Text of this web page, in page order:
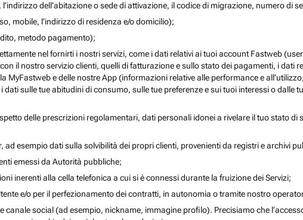
dell’abitazione o sede di attivazione, il codice di migrazione, numero di
mobile, l’indirizzo di residenza e/o domicilio);
metodo pagamento);
nel fornirti i nostri servizi, come i dati relativi ai tuoi account Fastweb
il nostro servizio clienti, quelli di fatturazione e sullo stato dei pagamenti, i dati
MyFastweb e delle nostre App (informazioni relative alle performance e
sulle tue abitudini di consumo, sulle tue preferenze e sui tuoi interessi o dalle
delle prescrizioni regolamentari, dati personali idonei a rivelare il tuo stato
esempio dati sulla solvibilità dei propri clienti, provenienti da registri e archivi
emessi da Autorità pubbliche;
inerenti alla cella telefonica a cui si è connessi durante la fruizione dei Servizi;
e/o per il perfezionamento dei contratti, in autonomia o tramite nostro
social (ad esempio, nickname, immagine profilo). Precisiamo che